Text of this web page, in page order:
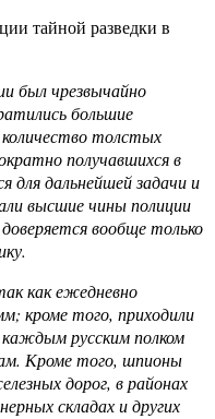
тайной разведки в
был чрезвычайно
большие
толстых
получавшихся в
для дальнейшей задачи и
высшие чины полиции
вообще только
как ежедневно
кроме того, приходили
русским полком
Кроме того, шпионы
дорог, в районах
складах и других